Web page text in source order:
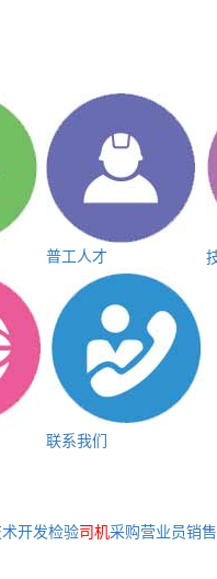
普工人才
联系我们
开发检验司机采购营业员销售